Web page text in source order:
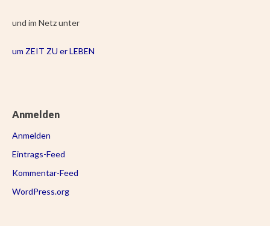
und im Netz unter
um ZEIT ZU er LEBEN
Anmelden
Anmelden
Eintrags-Feed
Kommentar-Feed
WordPress.org